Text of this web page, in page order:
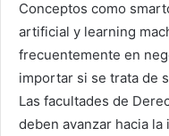
Conceptos como
artificial y learning
frecuentemente en
importar si se trata de
Las facultades de
deben avanzar hacia